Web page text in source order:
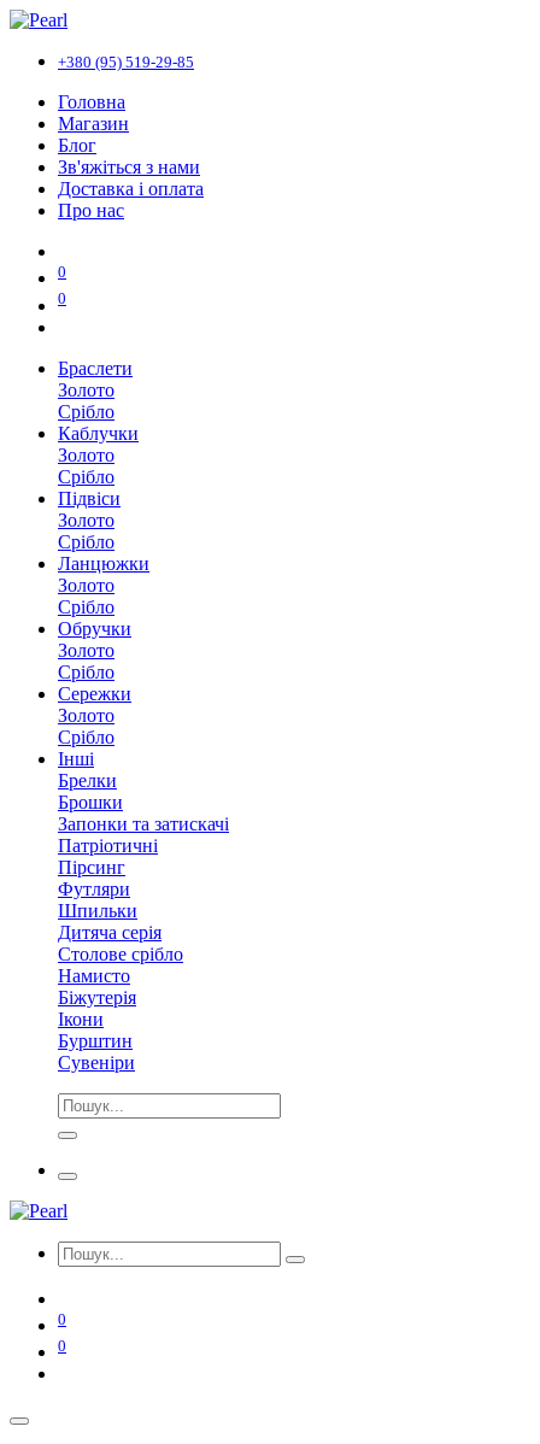
+380 (95) 519-29-85
Головна
Магазин
Блог
Зв'яжіться з нами
Доставка і оплата
Про нас
0
0
Браслети
Золото
Срібло
Каблучки
Золото
Срібло
Підвіси
Золото
Срібло
Ланцюжки
Золото
Срібло
Обручки
Золото
Срібло
Сережки
Золото
Срібло
Інші
Брелки
Брошки
Запонки та затискачі
Патріотичні
Пірсинг
Футляри
Шпильки
Дитяча серія
Столове срібло
Намисто
Біжутерія
Ікони
Бурштин
Сувеніри
0
0